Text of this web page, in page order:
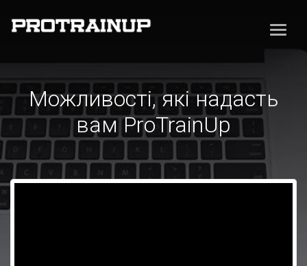
Можливості, які надасть
вам ProTrainUp